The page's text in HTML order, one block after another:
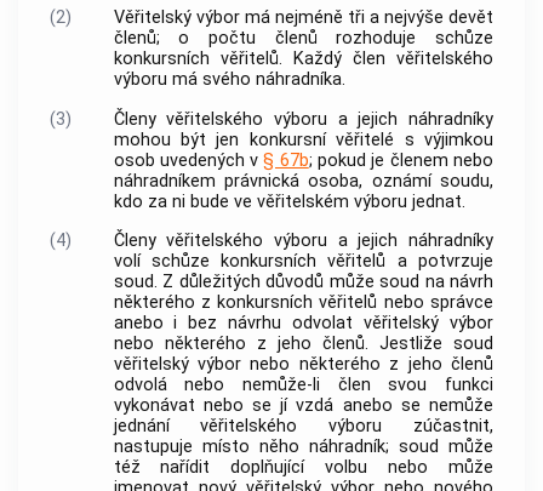
(2)
Věřitelský výbor má nejméně tři a nejvýše devět
členů; o počtu členů rozhoduje schůze
konkursních věřitelů. Každý člen věřitelského
výboru má svého náhradníka.
(3)
Členy věřitelského výboru a jejich náhradníky
mohou být jen konkursní věřitelé s výjimkou
osob uvedených v§ 67b; pokud je členem nebo
náhradníkem právnická osoba, oznámí soudu,
kdo za ni bude ve věřitelském výboru jednat.
(4)
Členy věřitelského výboru a jejich náhradníky
volí schůze konkursních věřitelů a potvrzuje
soud. Z důležitých důvodů může soud na návrh
některého z konkursních věřitelů nebo správce
anebo i bez návrhu odvolat věřitelský výbor
nebo některého z jeho členů. Jestliže soud
věřitelský výbor nebo některého z jeho členů
odvolá nebo nemůže-li člen svou funkci
vykonávat nebo se jí vzdá anebo se nemůže
jednání věřitelského výboru zúčastnit,
nastupuje místo něho náhradník; soud může
též nařídit doplňující volbu nebo může